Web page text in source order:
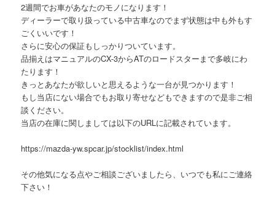
2週間でお車があなたのモノになります！
ディーラーで取り扱っている中古車なのでまず状態は中も外もす
ごくいいです！
さらに安心の保証もしっかりついています。
品揃えはマニュアルのCX-3からATのロードスターまで多岐にわ
たります！
きっとあなたが欲しいと思えるような一台が見つかります！
もし当店にない場合でもお取り寄せなどもできますので是非ご相
談ください。
当店の在庫に関しましては以下のURLに記載されています。
https://mazda-yw.spcar.jp/stocklist/index.html
その他気になる点やご相談ございましたら、いつでも私にご連絡
下さい！